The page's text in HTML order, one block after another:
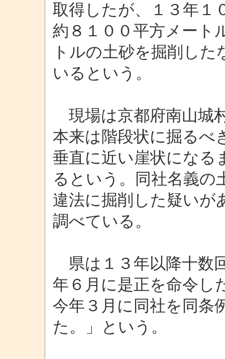
取得したが、１３年１
約８１００平方メート
トルの土砂を掘削し
いるという。
現場は京都府南山城
本来は階段状に掘るべ
垂直に近い崖状になる
るという。同社名義の
違法に掘削した疑いが
調べている。
県は１３年以降十数
年６月に是正を命令し
今年３月に同社を同条
た。」という。